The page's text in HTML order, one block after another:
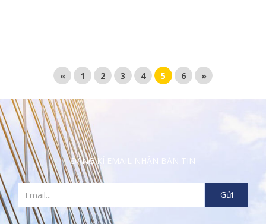
« 1 2 3 4 5 6 »
ĐĂNG KÍ EMAIL NHẬN BẢN TIN